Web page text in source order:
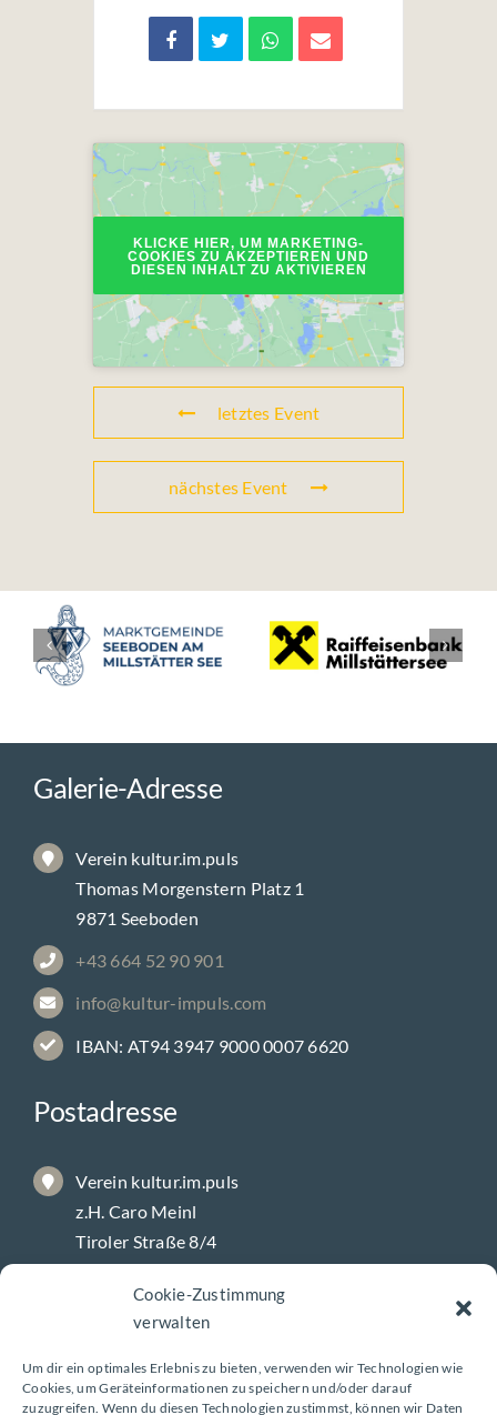
Cookie-Zustimmung
verwalten
Um dir ein optimales Erlebnis zu bieten, verwenden wir Technologien wie
Cookies, um Geräteinformationen zu speichern und/oder darauf
zuzugreifen. Wenn du diesen Technologien zustimmst, können wir Daten
KLICKE HIER, UM MARKETING-
COOKIES ZU AKZEPTIEREN UND
DIESEN INHALT ZU AKTIVIEREN
letztes Event
nächstes Event
Galerie-Adresse
Verein kultur.im.puls
Thomas Morgenstern Platz 1
9871 Seeboden
+43 664 52 90 901
info@kultur-impuls.com
IBAN: AT94 3947 9000 0007 6620
Postadresse
Verein kultur.im.puls
z.H. Caro Meinl
Tiroler Straße 8/4
9800 Spittal/Drau
Galerie-Öffnungszeiten